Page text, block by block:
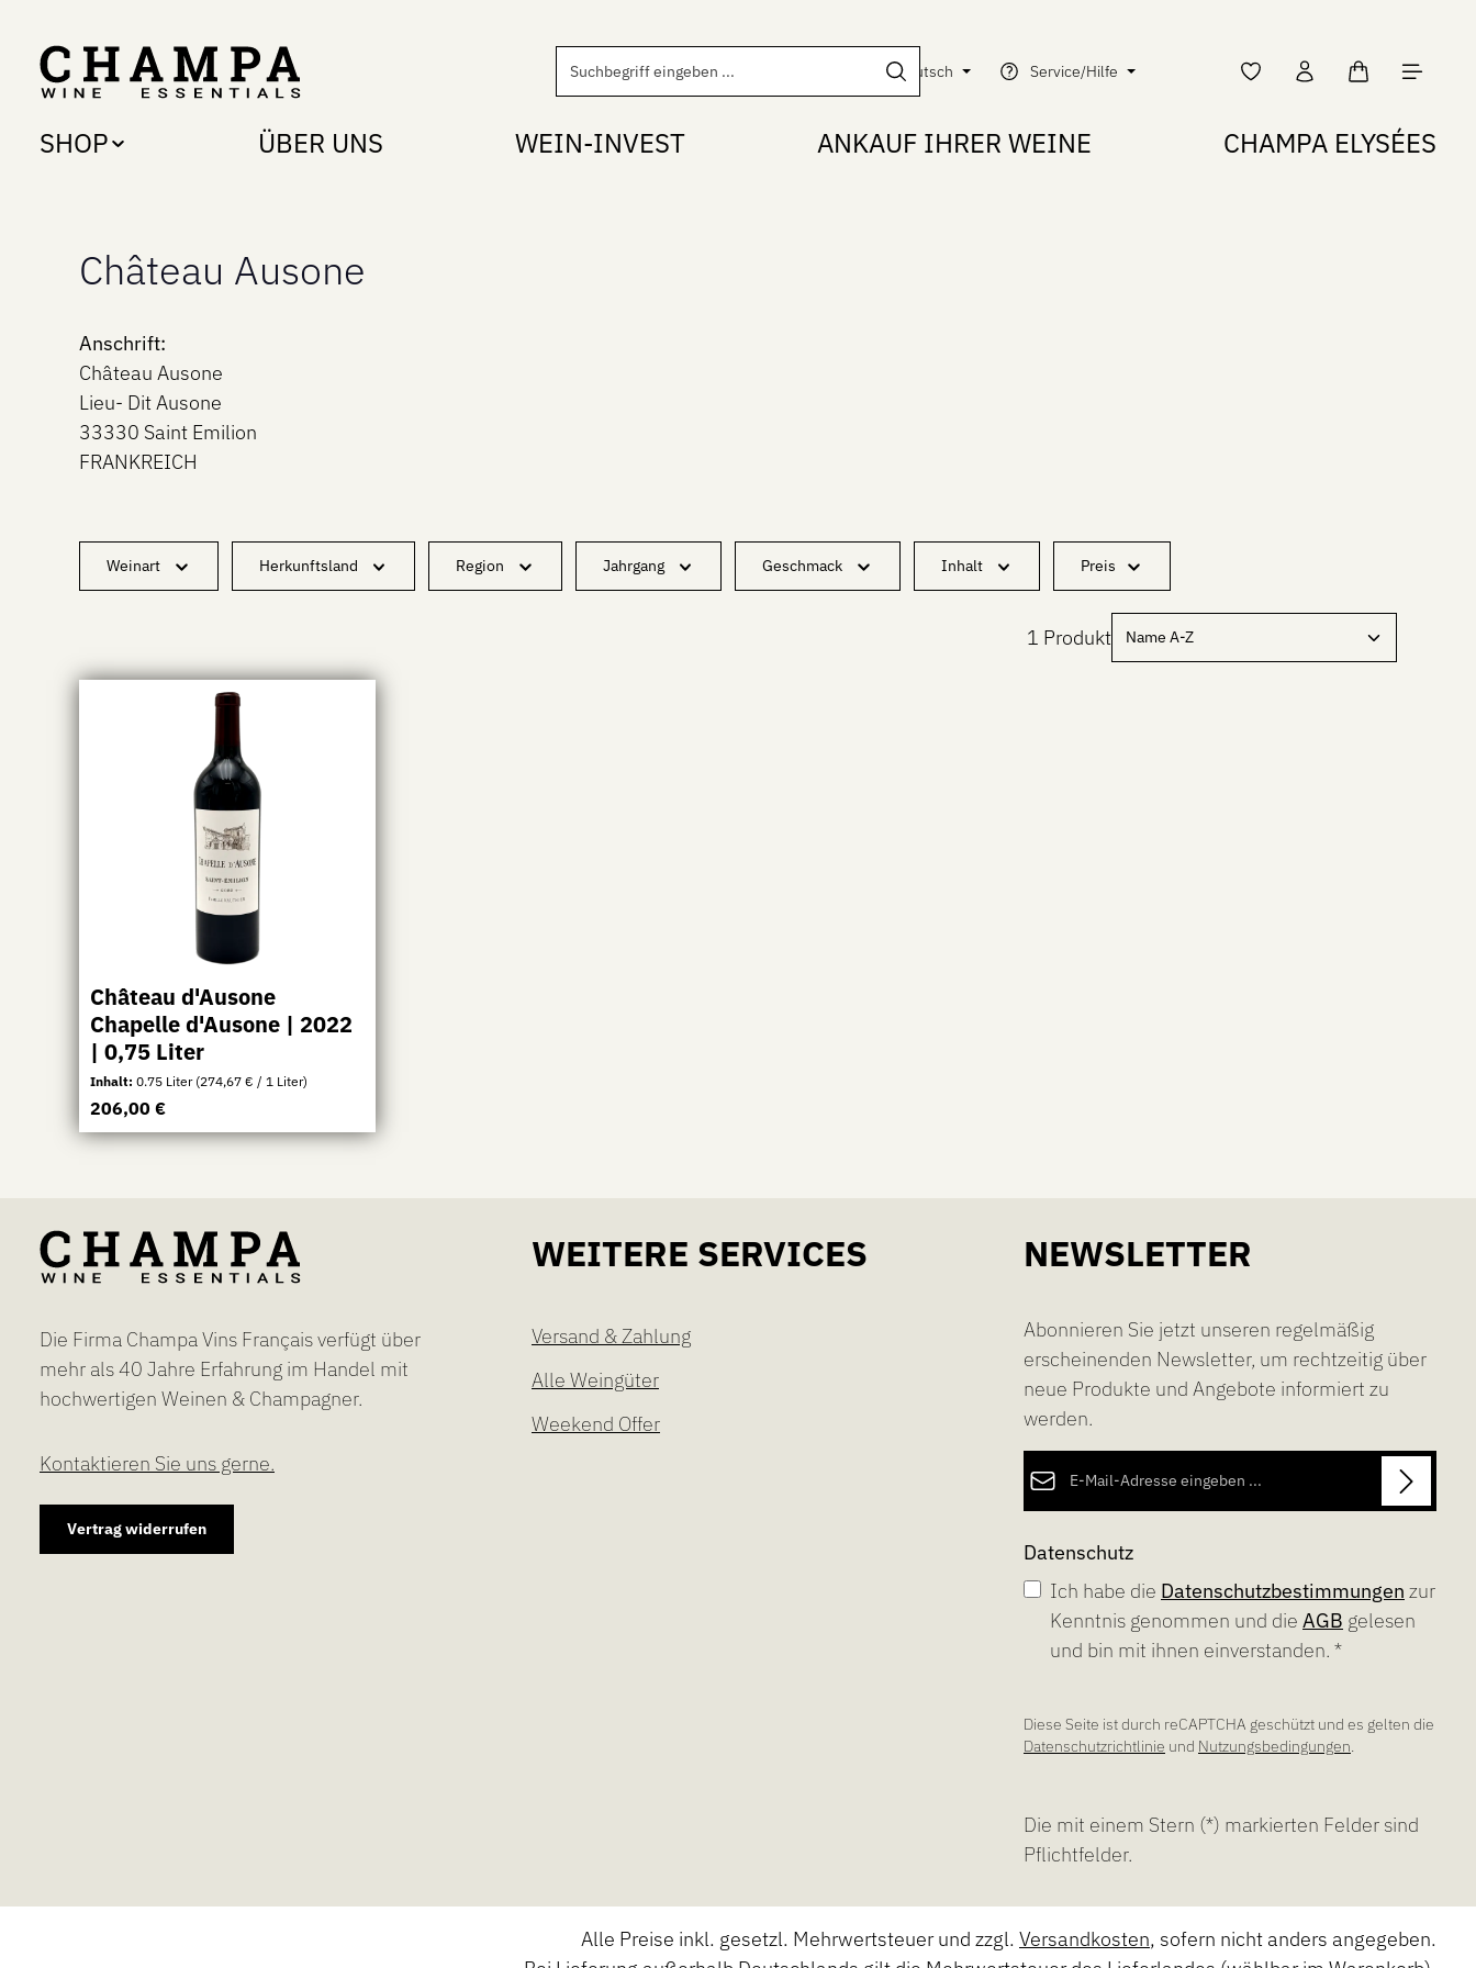
Deutsch Service/Hilfe Warenkorb
SHOP ÜBER UNS WEIN-INVEST ANKAUF IHRER WEINE CHAMPA ELYSÉES
Château Ausone
Anschrift:
Château Ausone
Lieu- Dit Ausone
33330 Saint Emilion
FRANKREICH
Weinart Herkunftsland Region Jahrgang Geschmack Inhalt Preis
1 Produkt
Château d'Ausone
Chapelle d'Ausone | 2022
| 0,75 Liter
Inhalt:0.75 Liter (274,67 € / 1 Liter)
Regulärer Preis:
206,00 €
Die Firma Champa Vins Français verfügt über
mehr als 40 Jahre Erfahrung im Handel mit
hochwertigen Weinen & Champagner.
Kontaktieren Sie uns gerne.
Vertrag widerrufen
WEITERE SERVICES
Versand & Zahlung
Alle Weingüter
Weekend Offer
NEWSLETTER
Abonnieren Sie jetzt unseren regelmäßig
erscheinenden Newsletter, um rechtzeitig über
neue Produkte und Angebote informiert zu
werden.
Datenschutz
Ich habe die Datenschutzbestimmungen zur
Kenntnis genommen und die AGB gelesen
und bin mit ihnen einverstanden. *
Diese Seite ist durch reCAPTCHA geschützt und es gelten die
Datenschutzrichtlinie und Nutzungsbedingungen.
Die mit einem Stern (*) markierten Felder sind
Pflichtfelder.
Alle Preise inkl. gesetzl. Mehrwertsteuer und zzgl. Versandkosten, sofern nicht anders angegeben.